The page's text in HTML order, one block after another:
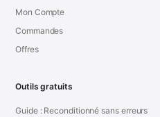
Mon Compte
Commandes
Offres
Outils gratuits
Guide : Reconditionné sans erreurs